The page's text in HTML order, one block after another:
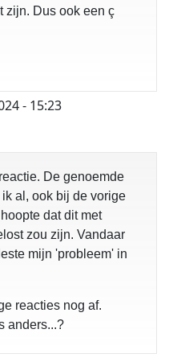
zijn. Dus ook een ç
- 15:23
De genoemde
al, ook bij de vorige
dat dit met
zou zijn. Vandaar
mijn 'probleem' in
reacties nog af.
anders...?